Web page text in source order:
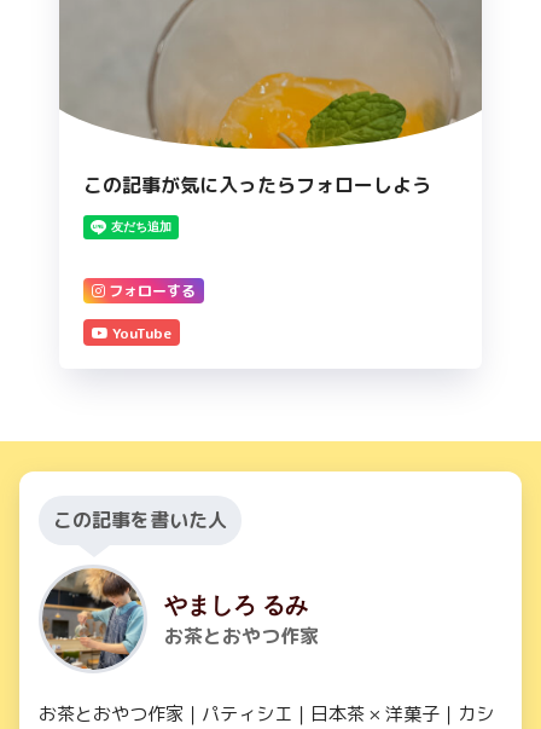
この記事が気に入ったらフォローしよう
フォローする
YouTube
この記事を書いた人
やましろ るみ
お茶とおやつ作家
お茶とおやつ作家｜パティシエ｜日本茶 × 洋菓子｜カシ